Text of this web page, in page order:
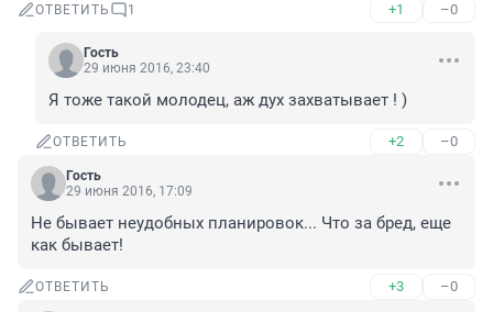
ОТВЕТИТЬ 1 +1 –0
Гость
29 июня 2016, 23:40
Я тоже такой молодец, аж дух захватывает ! )
ОТВЕТИТЬ +2 –0
Гость
29 июня 2016, 17:09
Не бывает неудобных планировок... Что за бред, еще
как бывает!
ОТВЕТИТЬ +3 –0